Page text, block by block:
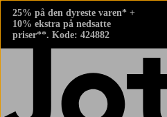
25% på den dyreste varen* +
10% ekstra på nedsatte
priser**. Kode: 424882